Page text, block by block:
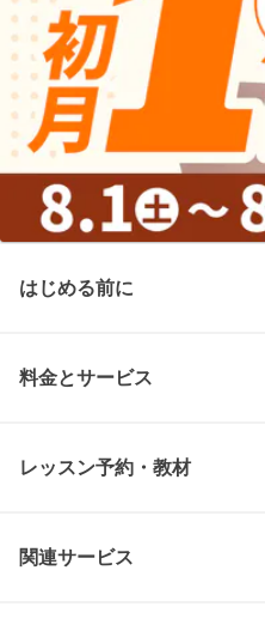
はじめる前に
料金とサービス
レッスン予約・教材
関連サービス